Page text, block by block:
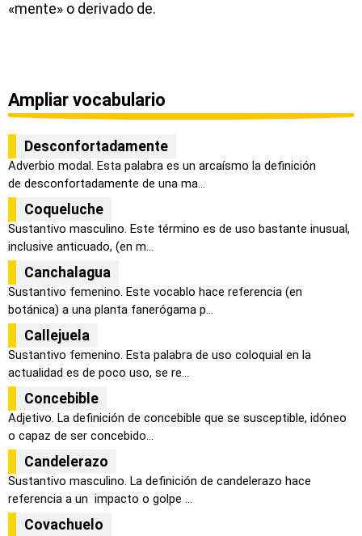
«mente» o derivado de.
Ampliar vocabulario
Desconfortadamente
Adverbio modal. Esta palabra es un arcaísmo la definición
de desconfortadamente de una ma...
Coqueluche
Sustantivo masculino. Este término es de uso bastante inusual,
inclusive anticuado, (en m...
Canchalagua
Sustantivo femenino. Este vocablo hace referencia (en
botánica) a una planta fanerógama p...
Callejuela
Sustantivo femenino. Esta palabra de uso coloquial en la
actualidad es de poco uso, se re...
Concebible
Adjetivo. La definición de concebible que se susceptible, idóneo
o capaz de ser concebido...
Candelerazo
Sustantivo masculino. La definición de candelerazo hace
referencia a un impacto o golpe ...
Covachuelo